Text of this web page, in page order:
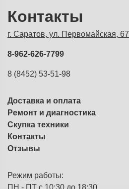
Контакты
г. Саратов, ул. Первомайская, 67
8-962-626-7799
8 (8452) 53-51-98
Доставка и оплата
Ремонт и диагностика
Скупка техники
Контакты
Отзывы
Режим работы:
ПН - ПТ с 10:30 до 18:30